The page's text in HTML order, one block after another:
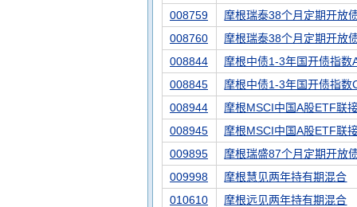
008759
摩根瑞泰38个月定期开放
008760
摩根瑞泰38个月定期开放
008844
摩根中债1-3年国开债指数
008845
摩根中债1-3年国开债指数
008944
摩根MSCI中国A股ETF联
008945
摩根MSCI中国A股ETF联
009895
摩根瑞盛87个月定期开放
009998
摩根慧见两年持有期混合
010610
摩根远见两年持有期混合